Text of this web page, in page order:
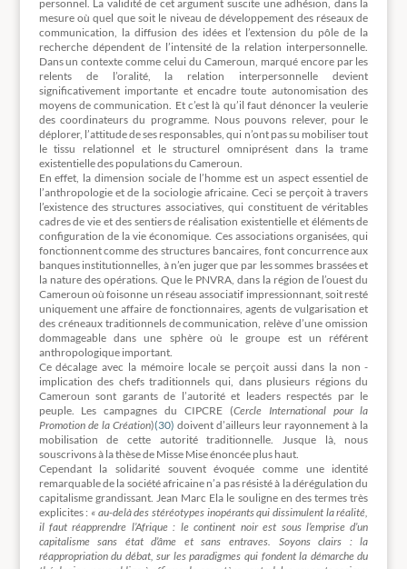
personnel. La validité de cet argument suscite une adhésion, dans la
mesure où quel que soit le niveau de développement des réseaux de
communication, la diffusion des idées et l’extension du pôle de la
recherche dépendent de l’intensité de la relation interpersonnelle.
Dans un contexte comme celui du Cameroun, marqué encore par les
relents de l’oralité, la relation interpersonnelle devient
significativement importante et encadre toute autonomisation des
moyens de communication. Et c’est là qu’il faut dénoncer la veulerie
des coordinateurs du programme. Nous pouvons relever, pour le
déplorer, l’attitude de ses responsables, qui n’ont pas su mobiliser tout
le tissu relationnel et le structurel omniprésent dans la trame
existentielle des populations du Cameroun.
En effet, la dimension sociale de l’homme est un aspect essentiel de
l’anthropologie et de la sociologie africaine. Ceci se perçoit à travers
l’existence des structures associatives, qui constituent de véritables
cadres de vie et des sentiers de réalisation existentielle et éléments de
configuration de la vie économique. Ces associations organisées, qui
fonctionnent comme des structures bancaires, font concurrence aux
banques institutionnelles, à n’en juger que par les sommes brassées et
la nature des opérations. Que le PNVRA, dans la région de l’ouest du
Cameroun où foisonne un réseau associatif impressionnant, soit resté
uniquement une affaire de fonctionnaires, agents de vulgarisation et
des créneaux traditionnels de communication, relève d’une omission
dommageable dans une sphère où le groupe est un référent
anthropologique important.
Ce décalage avec la mémoire locale se perçoit aussi dans la non -
implication des chefs traditionnels qui, dans plusieurs régions du
Cameroun sont garants de l’autorité et leaders respectés par le
peuple. Les campagnes du CIPCRE (Cercle International pour la
Promotion de la Création)(30) doivent d’ailleurs leur rayonnement à la
mobilisation de cette autorité traditionnelle. Jusque là, nous
souscrivons à la thèse de Misse Mise énoncée plus haut.
Cependant la solidarité souvent évoquée comme une identité
remarquable de la société africaine n’a pas résisté à la dérégulation du
capitalisme grandissant. Jean Marc Ela le souligne en des termes très
explicites : « au-delà des stéréotypes inopérants qui dissimulent la réalité,
il faut réapprendre l’Afrique : le continent noir est sous l’emprise d’un
capitalisme sans état d’âme et sans entraves. Soyons clairs : la
réappropriation du débat, sur les paradigmes qui fondent la démarche du